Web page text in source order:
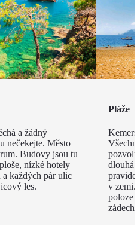
a žádný
nečekejte. Město
Budovy jsou tu
nízké hotely
každých pár ulic
les.
Pláže
dlouhá
v zemi.
poloze
zádech.